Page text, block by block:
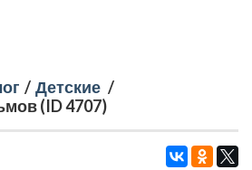
/ Детские /
(ID 4707)